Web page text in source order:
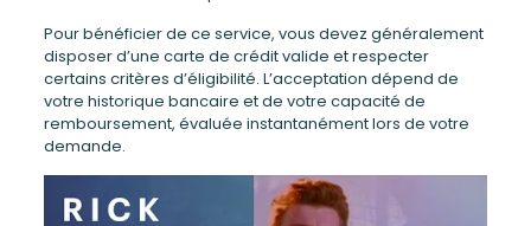
Pour bénéficier de ce service, vous devez généralement
disposer d’une carte de crédit valide et respecter
certains critères d’éligibilité. L’acceptation dépend de
votre historique bancaire et de votre capacité de
remboursement, évaluée instantanément lors de votre
demande.